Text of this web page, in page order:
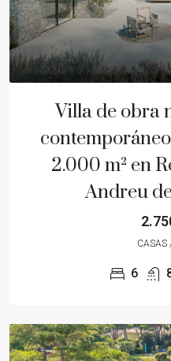
Villa de obra
2.000 m² en
Andreu
CASAS
6